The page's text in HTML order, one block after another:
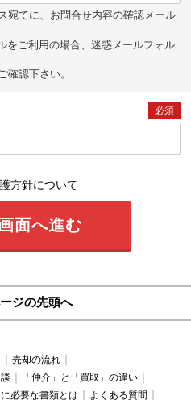
宛てに、お問合せ内容の確認メール
をご利用の場合、迷惑メールフォル
確認下さい。
必須
方針について
面へ進む
ジの先頭へ
売却の流れ
「仲介」と「買取」の違い
必要な書類とは
よくある質問